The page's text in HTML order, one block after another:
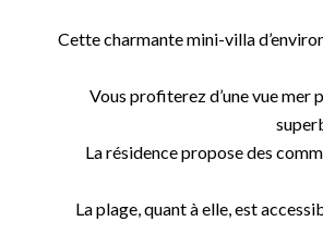
Cette charmante mini-villa
Vous profiterez d’une vue mer
La résidence propose des
La plage, quant à elle, est